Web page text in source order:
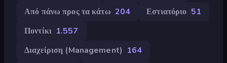
Από πάνω προς τα κάτω 204 Εστιατόριο 51
Ποντίκι 1.557
Διαχείριση (Management) 164